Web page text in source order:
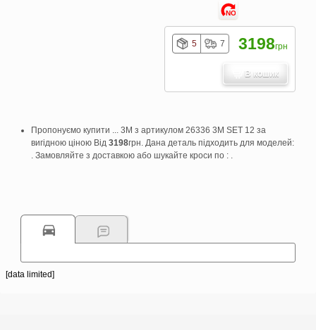
Пропонуємо купити ... 3M з артикулом 26336 3M SET 12 за
вигідною ціною Від 3198грн. Дана деталь підходить для моделей:
. Замовляйте з доставкою або шукайте кроси по : .
NO
5 7 3198грн
В кошик
[data limited]